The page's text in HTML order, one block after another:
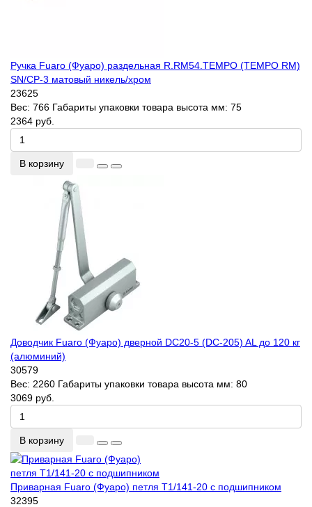
Ручка Fuaro (Фуаро) раздельная R.RM54.TEMPO (TEMPO RM)
SN/CP-3 матовый никель/хром
23625
Вес: 766 Габариты упаковки товара высота мм: 75
2364 руб.
В корзину
Доводчик Fuaro (Фуаро) дверной DC20-5 (DC-205) AL до 120 кг
(алюминий)
30579
Вес: 2260 Габариты упаковки товара высота мм: 80
3069 руб.
В корзину
Приварная Fuaro (Фуаро) петля T1/141-20 с подшипником
32395